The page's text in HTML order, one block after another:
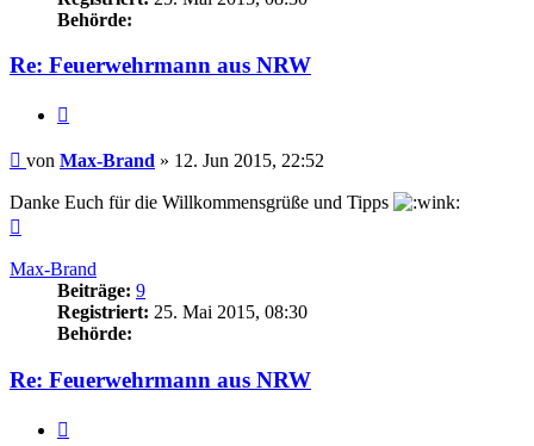
Behörde:
Re: Feuerwehrmann aus NRW
Beitrag
von Max-Brand » 12. Jun 2015, 22:52
Danke Euch für die Willkommensgrüße und Tipps
Max-Brand
Beiträge: 9
Registriert: 25. Mai 2015, 08:30
Behörde:
Re: Feuerwehrmann aus NRW